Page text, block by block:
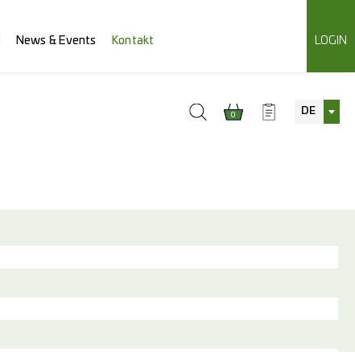
News & Events Kontakt LOGIN
0 DE